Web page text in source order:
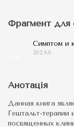
Фрагмент для
Симптом и
202 КБ
Анотація
Данная книга
Гештальт-терапии
посвященных